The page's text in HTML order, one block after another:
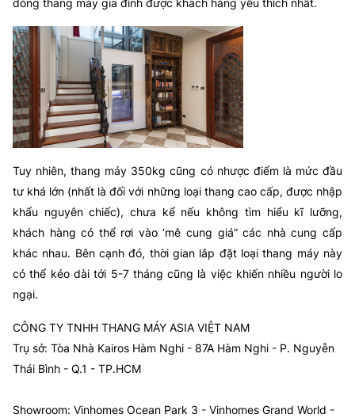
dòng thang máy gia đình được khách hàng yêu thích nhất.
Tuy nhiên, thang máy 350kg cũng có nhược điểm là mức đầu
tư khá lớn (nhất là đối với những loại thang cao cấp, được nhập
khẩu nguyên chiếc), chưa kể nếu không tìm hiểu kĩ lưỡng,
khách hàng có thể rơi vào ‘mê cung giá” các nhà cung cấp
khác nhau. Bên cạnh đó, thời gian lắp đặt loại thang máy này
có thể kéo dài tới 5-7 tháng cũng là việc khiến nhiều người lo
ngại.
CÔNG TY TNHH THANG MÁY ASIA VIỆT NAM
Trụ sở: Tòa Nhà Kairos Hàm Nghi - 87A Hàm Nghi - P. Nguyễn
Thái Bình - Q.1 - TP.HCM
Showroom: Vinhomes Ocean Park 3 - Vinhomes Grand World -